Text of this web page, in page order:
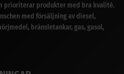
prioriterar produkter med bra kvalité.
med försäljning av diesel,
bränsletankar, gas, gasol,